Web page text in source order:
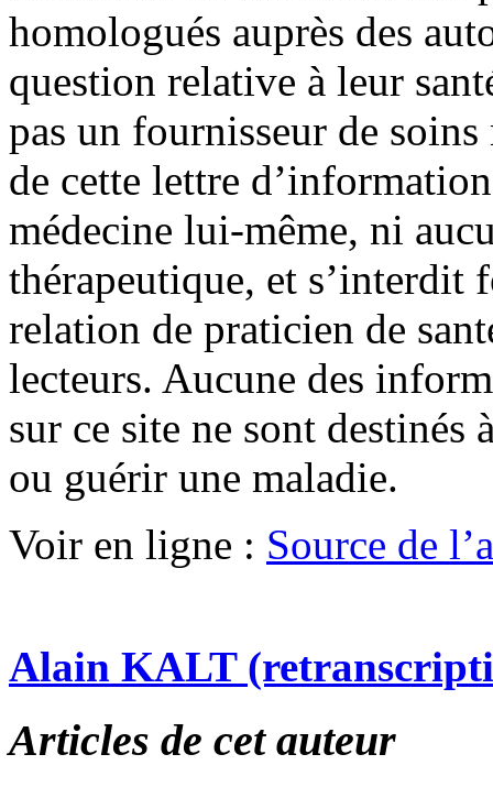
homologués auprès des
question relative à leur
pas un fournisseur de
de cette lettre
médecine lui-même, ni
thérapeutique, et s’interdit
relation de praticien de
lecteurs. Aucune des
sur ce site ne sont destinés
ou guérir une maladie.
Voir en ligne : Source de
Alain KALT
Articles de cet auteur